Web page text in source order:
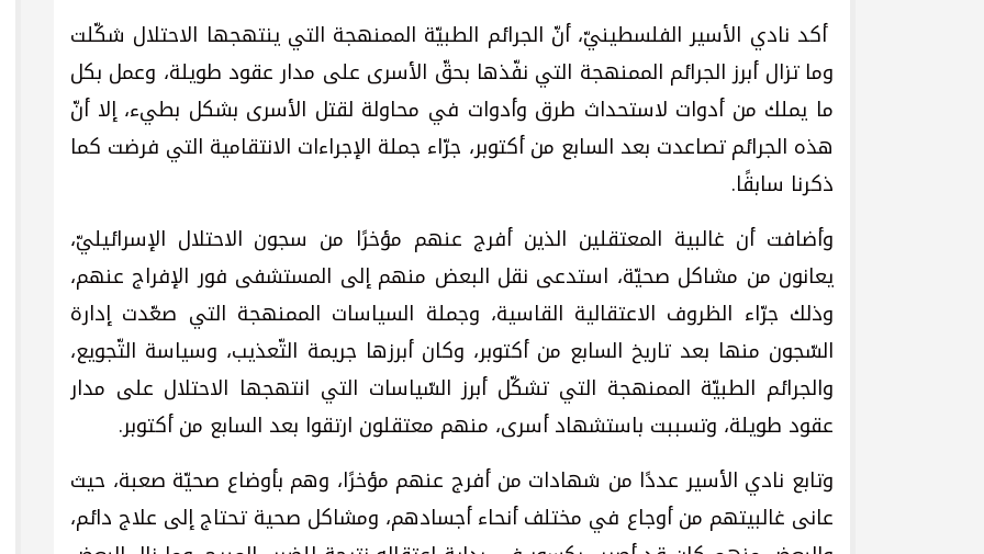
أكد نادي الأسير الفلسطينيّ، أنّ الجرائم الطبيّة الممنهجة التي ينتهجها الاحتلال شكّلت
وما تزال أبرز الجرائم الممنهجة التي نفّذها بحقّ الأسرى على مدار عقود طويلة، وعمل بكل
ما يملك من أدوات لاستحداث طرق وأدوات في محاولة لقتل الأسرى بشكل بطيء، إلا أنّ
هذه الجرائم تصاعدت بعد السابع من أكتوبر، جرّاء جملة الإجراءات الانتقامية التي فرضت كما
ذكرنا سابقًا.
وأضافت أن غالبية المعتقلين الذين أفرج عنهم مؤخرًا من سجون الاحتلال الإسرائيليّ،
يعانون من مشاكل صحيّة، استدعى نقل البعض منهم إلى المستشفى فور الإفراج عنهم،
وذلك جرّاء الظروف الاعتقالية القاسية، وجملة السياسات الممنهجة التي صعّدت إدارة
السّجون منها بعد تاريخ السابع من أكتوبر، وكان أبرزها جريمة التّعذيب، وسياسة التّجويع،
والجرائم الطبيّة الممنهجة التي تشكّل أبرز السّياسات التي انتهجها الاحتلال على مدار
عقود طويلة، وتسببت باستشهاد أسرى، منهم معتقلون ارتقوا بعد السابع من أكتوبر.
وتابع نادي الأسير عددًا من شهادات من أفرج عنهم مؤخرًا، وهم بأوضاع صحيّة صعبة، حيث
عانى غالبيتهم من أوجاع في مختلف أنحاء أجسادهم، ومشاكل صحية تحتاج إلى علاج دائم،